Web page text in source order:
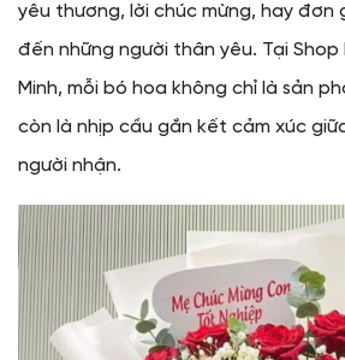
yêu thương, lời chúc mừng, hay đơn
đến những người thân yêu. Tại
Minh, mỗi bó hoa không chỉ là sản
còn là nhịp cầu gắn kết cảm xúc
người nhận.